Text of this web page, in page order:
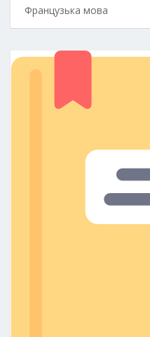
Французька мова